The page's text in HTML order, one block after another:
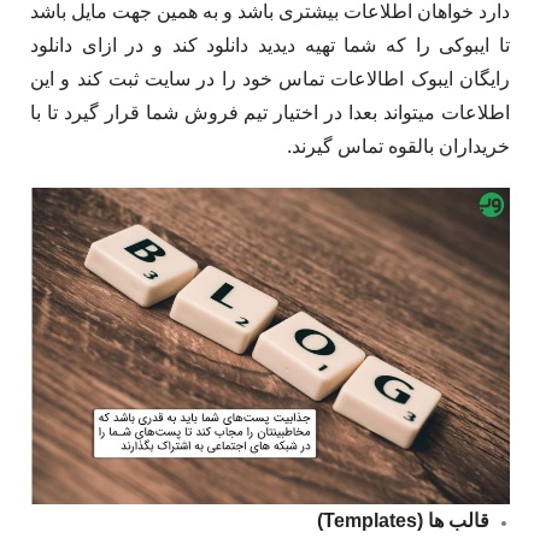
دارد خواهان اطلاعات بیش­تری باشد و به همین جهت مایل باشد
تا ای­بوکی را که شما تهیه دیدید دانلود کند و در ازای دانلود
رایگان ای­بوک اطالاعات تماس خود را در سایت ثبت کند و این
اطلاعات می­تواند بعدا در اختیار تیم فروش شما قرار گیرد تا با
خریداران بالقوه تماس گیرند.
قالب­ ها (Templates)